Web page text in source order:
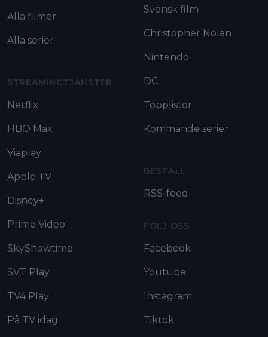
Alla filmer
Alla serier
STREAMINGTJÄNSTER
Netflix
HBO Max
Viaplay
Apple TV
Disney+
Prime Video
SkyShowtime
SVT Play
TV4 Play
På TV idag
Svensk film
Christopher Nolan
Nintendo
DC
Topplistor
Kommande serier
BESTÄLL
RSS-feed
FÖLJ OSS
Facebook
Youtube
Instagram
Tiktok